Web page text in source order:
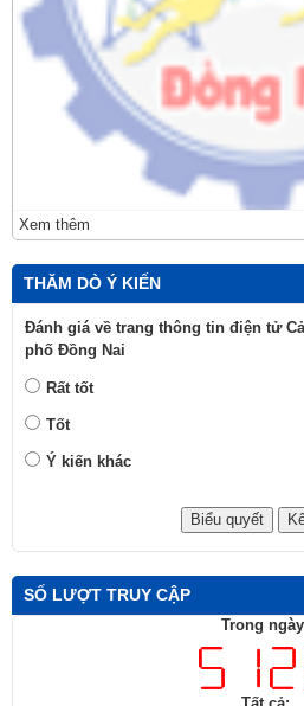
Xem thêm
THĂM DÒ Ý KIẾN
Đánh giá về trang thông tin điện tử
phố Đồng Nai
Rất tốt
Tốt
Ý kiến khác
SỐ LƯỢT TRUY CẬP
Trong